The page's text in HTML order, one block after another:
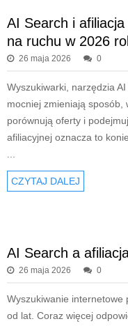
AI Search i
na ruchu w 2026
26 maja 2026 0
Wyszukiwarki, narzędzia
mocniej zmieniają sposób,
porównują oferty i
afiliacyjnej oznacza to
CZYTAJ DALEJ
AI Search a
26 maja 2026 0
Wyszukiwanie internetowe
od lat. Coraz więcej